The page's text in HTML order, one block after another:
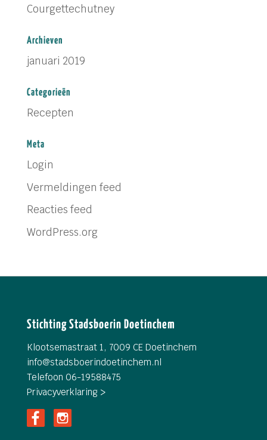
Courgettechutney
Archieven
januari 2019
Categorieën
Recepten
Meta
Login
Vermeldingen feed
Reacties feed
WordPress.org
Stichting Stadsboerin Doetinchem
Klootsemastraat 1, 7009 CE Doetinchem
info@stadsboerindoetinchem.nl
Telefoon 06-19588475
Privacyverklaring >